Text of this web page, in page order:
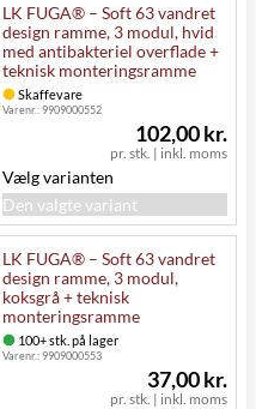
LK FUGA® – Soft 63 vandret
design ramme, 3 modul, hvid
med antibakteriel overflade +
teknisk monteringsramme
Skaffevare
Varenr.:9909000552
pr. stk. | inkl. moms
102,00 kr.
Vælg varianten
Den valgte variant
LK FUGA® – Soft 63 vandret
design ramme, 3 modul,
koksgrå + teknisk
monteringsramme
100+ stk. på lager
Varenr.:9909000553
pr. stk. | inkl. moms
37,00 kr.